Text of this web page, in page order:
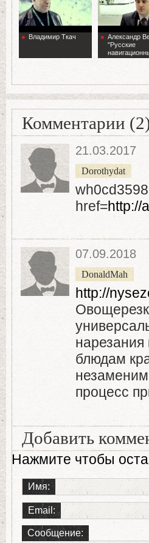
Владимир Ткач
Александр
"Русские
технологии"
Комментарии
21.03.2017
Dorothydat
href=http://
07.09.2018
DonaldMah
http://
нарезания
блюдам
процесс
Добавить
Нажмите чтобы
Имя:
Email:
Сообщение: